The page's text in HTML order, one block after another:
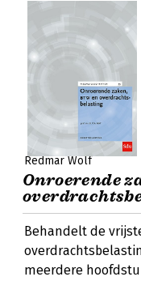
Redmar Wolf
Onroerende
Behandelt de
meerdere